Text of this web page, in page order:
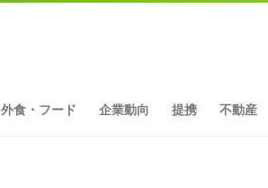
外食・フード 企業動向 提携 不動産